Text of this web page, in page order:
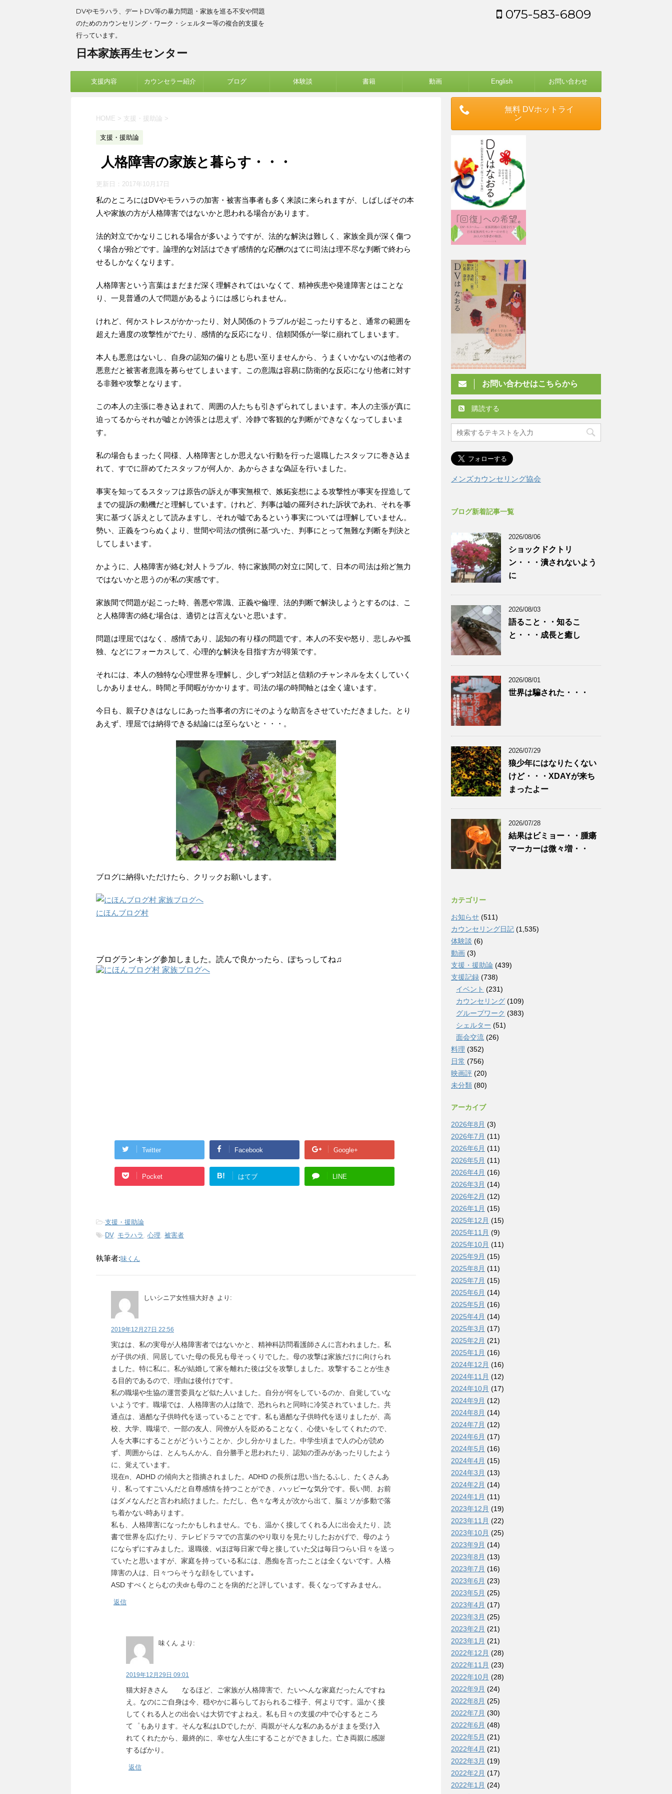
DVやモラハラ、デートDV等の暴力問題・家族を巡る不安や問題
のためのカウンセリング・ワーク・シェルター等の複合的支援を
行っています。
日本家族再生センター
075-583-6809
支援内容 カウンセラー紹介 ブログ 体験談 書籍 動画 English お問い合わせ
HOME > 支援・援助論 >
支援・援助論
人格障害の家族と暮らす・・・
更新日： 2017年10月17日
私のところにはDVやモラハラの加害・被害当事者も多く来談に来られますが、しばしばその本
人や家族の方が人格障害ではないかと思われる場合があります。
法的対立でかなりこじれる場合が多いようですが、法的な解決は難しく、家族全員が深く傷つ
く場合が殆どです。論理的な対話はできず感情的な応酬のはてに司法は理不尽な判断で終わら
せるしかなくなります。
人格障害という言葉はまだまだ深く理解されてはいなくて、精神疾患や発達障害とはことな
り、一見普通の人で問題があるようには感じられません。
けれど、何かストレスがかかったり、対人関係のトラブルが起こったりすると、通常の範囲を
超えた過度の攻撃性がでたり、感情的な反応になり、信頼関係が一挙に崩れてしまいます。
本人も悪意はないし、自身の認知の偏りとも思い至りませんから、うまくいかないのは他者の
悪意だと被害者意識を募らせてしまいます。この意識は容易に防衛的な反応になり他者に対す
る非難や攻撃となります。
この本人の主張に巻き込まれて、周囲の人たちも引きずられてしまいます。本人の主張が真に
迫ってるからそれが嘘とか誇張とは思えず、冷静で客観的な判断ができなくなってしまいま
す。
私の場合もまったく同様、人格障害としか思えない行動を行った退職したスタッフに巻き込ま
れて、すでに辞めてたスタッフが何人か、あからさまな偽証を行いました。
事実を知ってるスタッフは原告の訴えが事実無根で、嫉妬妄想による攻撃性が事実を捏造して
までの提訴の動機だと理解しています。けれど、判事は嘘の羅列された訴状であれ、それを事
実に基づく訴えとして読みますし、それが嘘であるという事実については理解していません。
勢い、正義をつらぬくより、世間や司法の慣例に基づいた、判事にとって無難な判断を判決と
してしまいます。
かように、人格障害が絡む対人トラブル、特に家族間の対立に関して、日本の司法は殆ど無力
ではないかと思うのが私の実感です。
家族間で問題が起こった時、善悪や常識、正義や倫理、法的判断で解決しようとするのは、こ
と人格障害の絡む場合は、適切とは言えないと思います。
問題は理屈ではなく、感情であり、認知の有り様の問題です。本人の不安や怒り、悲しみや孤
独、などにフォーカスして、心理的な解決を目指す方が得策です。
それには、本人の独特な心理世界を理解し、少しずつ対話と信頼のチャンネルを太くしていく
しかありません。時間と手間暇がかかります。司法の場の時間軸とは全く違います。
今日も、親子ひきはなしにあった当事者の方にそのような助言をさせていただきました。とり
あえず、理屈では納得できる結論には至らないと・・・。
ブログに納得いただけたら、クリックお願いします。
にほんブログ村
ブログランキング参加しました。読んで良かったら、ぽちっしてね♫
Twitter Facebook Google+
Pocket B! はてブ LINE
-支援・援助論
-DV, モラハラ , 心理, 被害者
執筆者:味くん
しいシニア女性猫大好き より:
2019年12月27日 22:56
実はは、私の実母が人格障害者ではないかと、精神科訪問看護師さんに言われました。私
が子供の頃、同居していた母の長兄も母そっくりでした。母の攻撃は家族だけに向けられ
ました。特に私に。私が結婚して家を離れた後は父を攻撃しました。攻撃することが生き
る目的であるので、理由は後付けです。
私の職場や生協の運営委員など似た人いました。自分が何をしているのか、自覚していな
いようです。職場では、人格障害の人は陰で、恐れられと同時に冷笑されていました。共
通点は、過酷な子供時代を送っていることです。私も過酷な子供時代を送りましたが、高
校、大学、職場で、一部の友人、同僚が人を貶めることなく、心使いをしてくれたので、
人を大事にすることがどういうことか、少し分かりました。中学生頃まで人の心が読め
ず、周囲からは、とんちんかん、自分勝手と思われたり、認知の歪みがあったりしたよう
に、覚えています。
現在n、ADHD の傾向大と指摘されました。ADHD の長所は思い当たるふし、たくさんあ
り、私ってすごいんだと自尊感情を持つことができ、ハッピーな気分です。長い間、お前
はダメなんだと言われ続けました。ただし、色々な考えが次から出て、脳ミソが多動で落
ち着かない時あります。
私も、人格障害になったかもしれません。でも、温かく接してくれる人に出会えたり、読
書で世界を広げたり、テレビドラマでの言葉のやり取りを見たりしたおかげで、母のよう
にならずにすみました。退職後、vほぼ毎日家で母と接していた父は毎日つらい日々を送っ
ていたと思いますが、家庭を持っている私には、愚痴を言ったことは全くないです。人格
障害の人は、日々つらそうな顔をしています｡
ASD すぺくとらむの夫drも母のことを病的だと評しています。長くなってすみません。
返信
味くん より:
2019年12月29日 09:01
猫大好きさん なるほど、ご家族が人格障害で、たいへんな家庭だったんですね
え。なのにご自身は今、穏やかに暮らしておられるご様子、何よりです。温かく接
してくれる人との出会いは大切ですよねえ。私も日々の支援の中で心するところ
て゜もあります。そんな私はLDでしたが、両親がそんな私のあるがままを受け入
れてくれたから、最終的に、幸せな人生にすることができました。亡き両親に感謝
するばかり。
返信
無料 DVホットライ
ン
お問い合わせはこちらから
購読する
メンズカウンセリング協会
ブログ新着記事一覧
2026/08/06
ショックドクトリ
ン・・・潰されないよう
に
2026/08/03
語ること・・知るこ
と・・・成長と癒し
2026/08/01
世界は騙された・・・
2026/07/29
狼少年にはなりたくない
けど・・・XDAYが来ち
まったよー
2026/07/28
結果はビミョー・・腫瘍
マーカーは微々増・・
カテゴリー
お知らせ (511)
カウンセリング日記 (1,535)
体験談 (6)
動画 (3)
支援・援助論 (439)
支援記録 (738)
イベント (231)
カウンセリング (109)
グループワーク (383)
シェルター (51)
面会交流 (26)
料理 (352)
日常 (756)
映画評 (20)
未分類 (80)
アーカイブ
2026年8月 (3)
2026年7月 (11)
2026年6月 (11)
2026年5月 (11)
2026年4月 (16)
2026年3月 (14)
2026年2月 (12)
2026年1月 (15)
2025年12月 (15)
2025年11月 (9)
2025年10月 (11)
2025年9月 (15)
2025年8月 (11)
2025年7月 (15)
2025年6月 (14)
2025年5月 (16)
2025年4月 (14)
2025年3月 (17)
2025年2月 (21)
2025年1月 (16)
2024年12月 (16)
2024年11月 (12)
2024年10月 (17)
2024年9月 (12)
2024年8月 (14)
2024年7月 (12)
2024年6月 (17)
2024年5月 (16)
2024年4月 (15)
2024年3月 (13)
2024年2月 (14)
2024年1月 (11)
2023年12月 (19)
2023年11月 (22)
2023年10月 (25)
2023年9月 (14)
2023年8月 (13)
2023年7月 (16)
2023年6月 (23)
2023年5月 (25)
2023年4月 (17)
2023年3月 (25)
2023年2月 (21)
2023年1月 (21)
2022年12月 (28)
2022年11月 (23)
2022年10月 (28)
2022年9月 (24)
2022年8月 (25)
2022年7月 (30)
2022年6月 (48)
2022年5月 (21)
2022年4月 (21)
2022年3月 (19)
2022年2月 (17)
2022年1月 (24)